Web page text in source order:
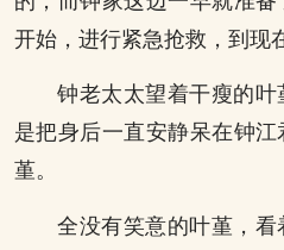
开始，进行紧急抢救，到现
钟老太太望着干瘦的
是把身后一直安静呆在钟
堇。
全没有笑意的叶堇，